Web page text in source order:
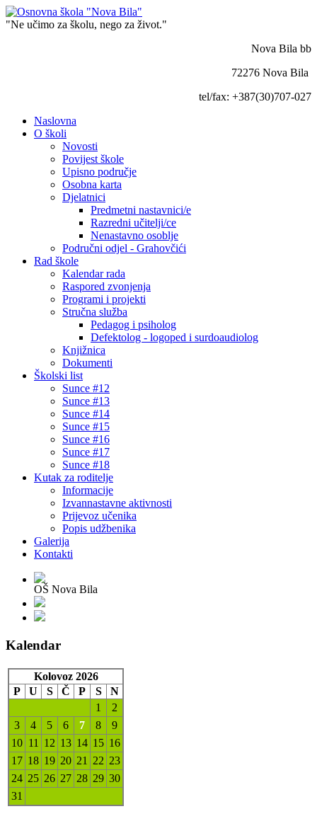
"Ne učimo za školu, nego za život."
Nova Bila bb
72276 Nova Bila
tel/fax: +387(30)707-027
Naslovna
O školi
Novosti
Povijest škole
Upisno područje
Osobna karta
Djelatnici
Predmetni nastavnici/e
Razredni učitelji/ce
Nenastavno osoblje
Područni odjel - Grahovčići
Rad škole
Kalendar rada
Raspored zvonjenja
Programi i projekti
Stručna služba
Pedagog i psiholog
Defektolog - logoped i surdoaudiolog
Knjižnica
Dokumenti
Školski list
Sunce #12
Sunce #13
Sunce #14
Sunce #15
Sunce #16
Sunce #17
Sunce #18
Kutak za roditelje
Informacije
Izvannastavne aktivnosti
Prijevoz učenika
Popis udžbenika
Galerija
Kontakti
OŠ Nova Bila
Kalendar
Kolovoz 2026
P
U S Č P S
N
1
2
3
4 5 6 7 8
9
10 11 12 13 14 15 16
17 18 19 20 21 22 23
24 25 26 27 28 29 30
31